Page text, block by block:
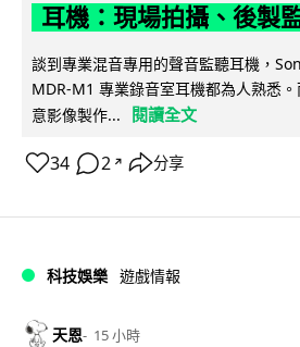
耳機：現場拍攝、後製
談到專業混音專用的聲音監聽耳機，
MDR-M1 專業錄音室耳機都為人熟悉
意影像製作...
閱讀全文
34 2 ↗ 分享
科技娛樂 遊戲情報
天恩 15 小時